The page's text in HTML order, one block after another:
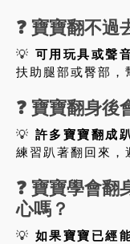
❓ 寶寶翻不過
💡 可用玩具或聲
扶助腿部或臀部，
❓ 寶寶翻身後
💡 許多寶寶翻成
練習趴著翻回來，
❓ 寶寶學會翻
心嗎？
💡 如果寶寶已經